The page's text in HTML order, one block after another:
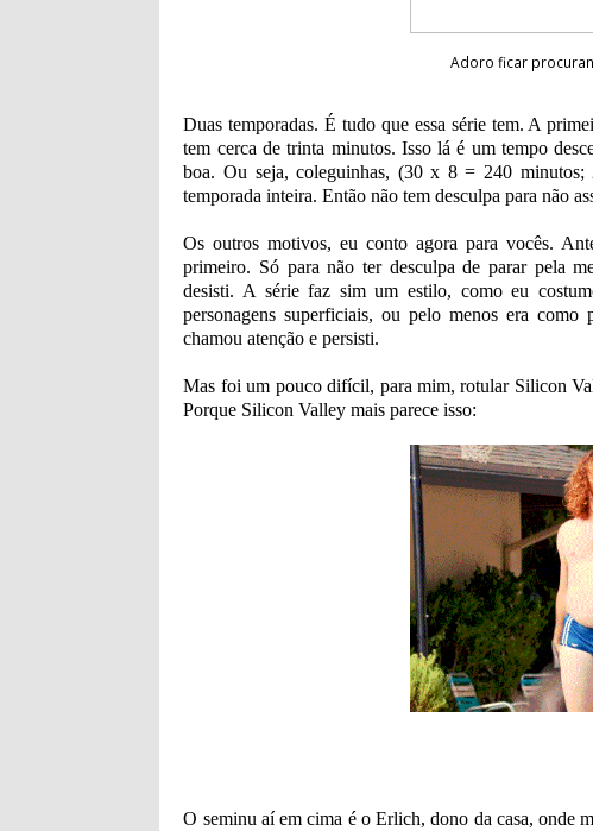
Adoro ficar
Duas temporadas. É tudo que essa série tem. A
tem cerca de trinta minutos. Isso lá é um tempo
boa. Ou seja, coleguinhas, (30 x 8 = 240
temporada inteira. Então não tem desculpa para não
Os outros motivos, eu conto agora para vocês.
primeiro. Só para não ter desculpa de parar pela
desisti. A série faz sim um estilo, como eu
personagens superficiais, ou pelo menos era
chamou atenção e persisti.
Mas foi um pouco difícil, para mim, rotular Silicon
Porque Silicon Valley mais parece isso:
O seminu aí em cima é o Erlich, dono da casa, onde